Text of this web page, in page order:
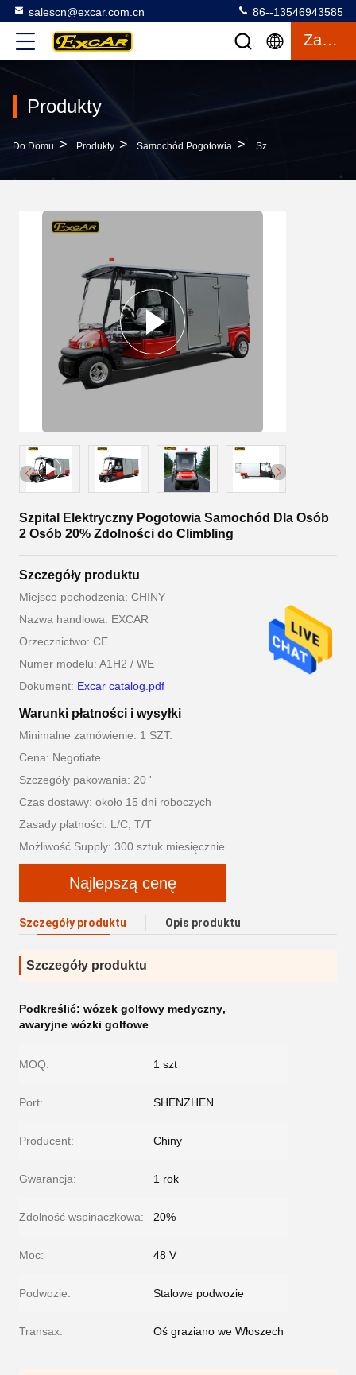
salescn@excar.com.cn 86--13546943585
Zacytować
Produkty
Do Domu > Produkty > Samochód Pogotowia > Szpital Elektryczny Pogotowia Samochód Dla Osób 2 Osób 20% Zdolności Do Climbling
Szpital Elektryczny Pogotowia Samochód Dla Osób
2 Osób 20% Zdolności do Climbling
Szczegóły produktu
Miejsce pochodzenia: CHINY
Nazwa handlowa: EXCAR
Orzecznictwo: CE
Numer modelu: A1H2 / WE
Dokument: Excar catalog.pdf
Warunki płatności i wysyłki
Minimalne zamówienie: 1 SZT.
Cena: Negotiate
Szczegóły pakowania: 20 '
Czas dostawy: około 15 dni roboczych
Zasady płatności: L/C, T/T
Możliwość Supply: 300 sztuk miesięcznie
Najlepszą cenę
Szczegóły produktu Opis produktu
Szczegóły produktu
Podkreślić: wózek golfowy medyczny,
awaryjne wózki golfowe
MOQ: 1 szt
Port: SHENZHEN
Producent: Chiny
Gwarancja: 1 rok
Zdolność wspinaczkowa: 20%
Moc: 48 V
Podwozie: Stalowe podwozie
Transax: Oś graziano we Włoszech